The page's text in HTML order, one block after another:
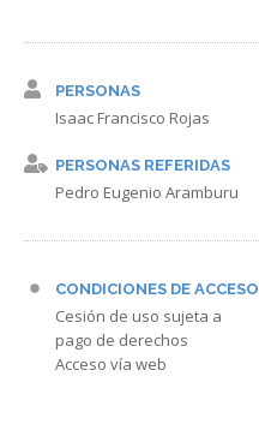
PERSONAS
Isaac Francisco Rojas
PERSONAS REFERIDAS
Pedro Eugenio Aramburu
CONDICIONES DE ACCESO
Cesión de uso sujeta a
pago de derechos
Acceso vía web